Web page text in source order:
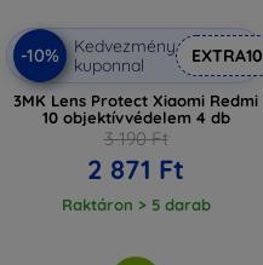
-10%
Kedvezmény
kuponnal
EXTRA10
3MK Lens Protect Xiaomi Redmi
10 objektívvédelem 4 db
3 190 Ft
2 871 Ft
Raktáron > 5 darab